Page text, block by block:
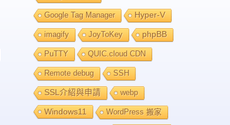
Google Tag Manager Hyper-V
imagify JoyToKey phpBB
PuTTY QUIC.cloud CDN
Remote debug SSH
SSL介紹與申請 webp
Windows11 WordPress 搬家